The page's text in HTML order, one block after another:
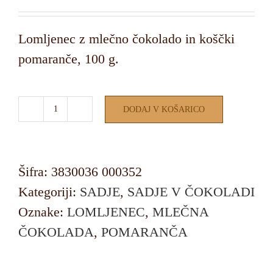
Lomljenec z mlečno čokolado in koščki
pomaranče, 100 g.
LOMLJENEC
POMARANČA
količina
DODAJ V KOŠARICO
Šifra: 3830036 000352
Kategoriji: SADJE, SADJE V ČOKOLADI
Oznake: LOMLJENEC, MLEČNA
ČOKOLADA, POMARANČA